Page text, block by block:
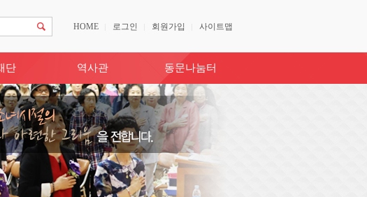
HOME 로그인 회원가입 사이트맵
단 역사관 동문나눔터